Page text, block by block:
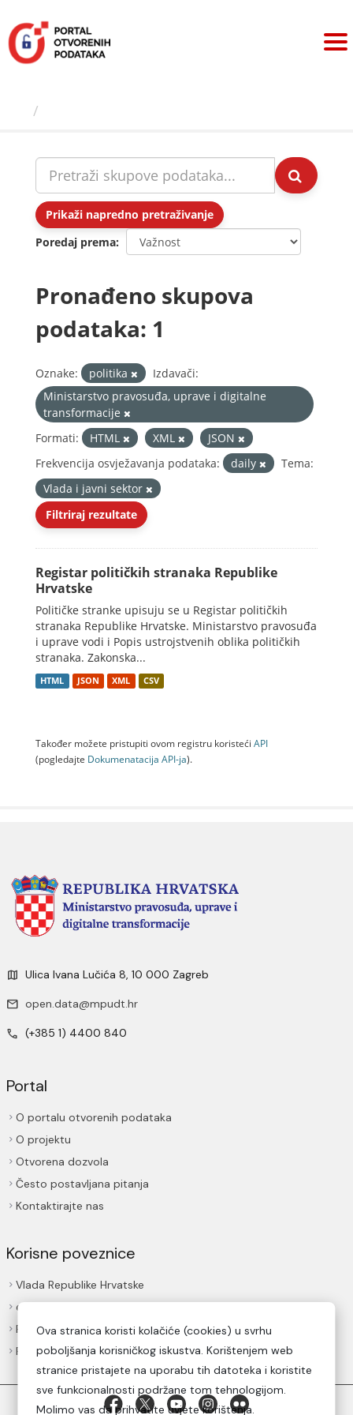
sadržaj
Prikaži napredno pretraživanje
Poredaj prema
Pronađeno skupova
podataka: 1
Oznake: politika
Izdavači:
Ministarstvo pravosuđa, uprave i digitalne
transformacije
Formati:
HTML XML
JSON
Frekvencija osvježavanja podataka:
daily
Tema:
Vlada i javni sektor
Filtriraj rezultate
Registar političkih stranaka Republike
Hrvatske
Političke stranke upisuju se u Registar političkih
stranaka Republike Hrvatske. Ministarstvo pravosuđa
i uprave vodi i Popis ustrojstvenih oblika političkih
stranaka. Zakonska...
HTML JSON XML CSV
Također možete pristupiti ovom registru koristeći API
(pogledajte Dokumenаtаcijа API-jа).